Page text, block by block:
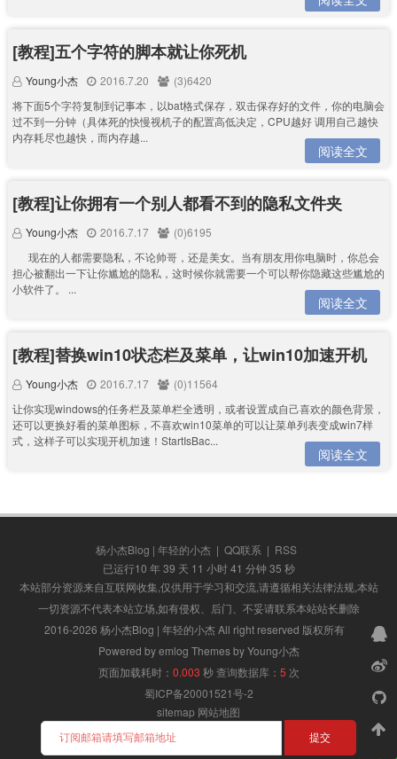
[教程]五个字符的脚本就让你死机
Young小杰 2016.7.20
(3)6420
将下面5个字符复制到记事本，以bat格式保存，双击保存好的文件，你的电脑会
过不到一分钟（具体死的快慢视机子的配置高低决定，CPU越好 调用自己越快
内存耗尽也越快，而内存越...
阅读全文
[教程]让你拥有一个别人都看不到的隐私文件夹
Young小杰 2016.7.17
(0)6195
现在的人都需要隐私，不论帅哥，还是美女。当有朋友用你电脑时，你总会
担心被翻出一下让你尴尬的隐私，这时候你就需要一个可以帮你隐藏这些尴尬的
小软件了。 ...
阅读全文
[教程]替换win10状态栏及菜单，让win10加速开机
Young小杰 2016.7.17
(0)11564
让你实现windows的任务栏及菜单栏全透明，或者设置成自己喜欢的颜色背景，
还可以更换好看的菜单图标，不喜欢win10菜单的可以让菜单列表变成win7样
式，这样子可以实现开机加速！StartIsBac...
阅读全文
杨小杰Blog | 年轻的小杰 | QQ联系 | RSS
已运行10 年 39 天 11 小时 41 分钟 35 秒
本站部分资源来自互联网收集,仅供用于学习和交流,请遵循相关法律法规,本站
一切资源不代表本站立场,如有侵权、后门、不妥请联系本站站长删除
2016-2026 杨小杰Blog | 年轻的小杰 All right reserved 版权所有
Powered by emlog Themes by Young小杰
页面加载耗时： 0.003 秒查询数据库： 5 次
蜀ICP备20001521号-2
sitemap 网站地图